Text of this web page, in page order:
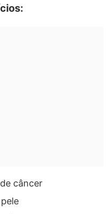
câncer